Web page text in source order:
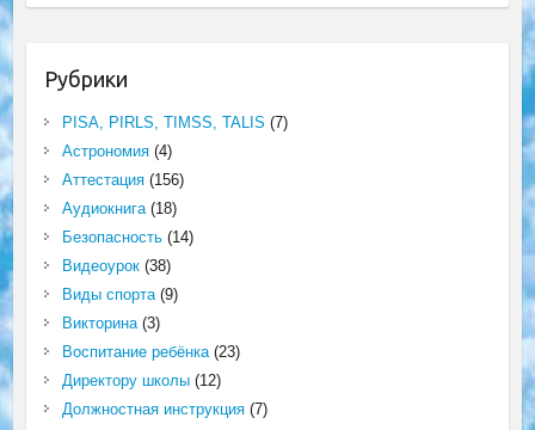
Рубрики
PISA, PIRLS, TIMSS, TALIS (7)
Астрономия(4)
Аттестация(156)
Аудиокнига(18)
Безопасность(14)
Видеоурок(38)
Виды спорта(9)
Викторина(3)
Воспитание ребёнка(23)
Директору школы(12)
Должностная инструкция(7)